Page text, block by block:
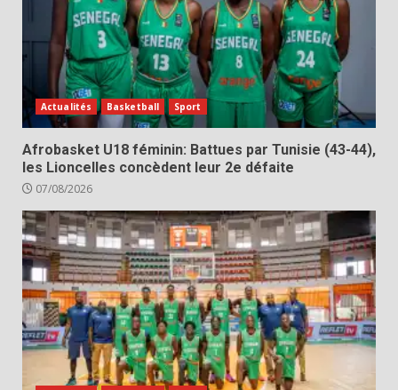
Actualités Basketball Sport
Afrobasket U18 féminin: Battues par Tunisie (43-44),
les Lioncelles concèdent leur 2e défaite
07/08/2026